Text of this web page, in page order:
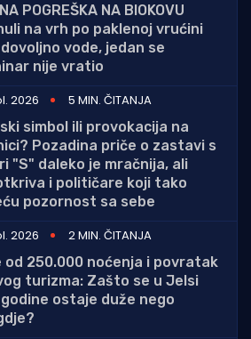
POGREŠKA NA BIOKOVU
na vrh po paklenoj vrućini
vode, jedan se
nije vratio
2026
5 MIN. ČITANJA
simbol ili provokacija na
Pozadina priče o zastavi s
"S" daleko je mračnija, ali
i političare koji tako
pozornost sa sebe
2026
2 MIN. ČITANJA
od 250.000 noćenja i povratak
turizma: Zašto se u Jelsi
ostaje duže nego